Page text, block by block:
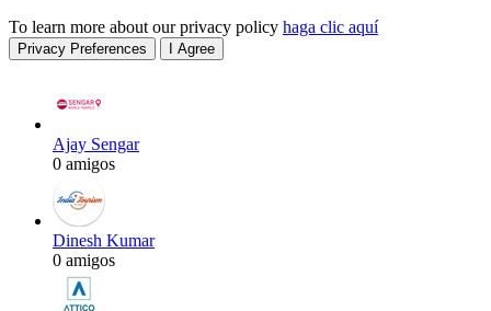
To learn more about our privacy policy haga clic aquí
Privacy Preferences I Agree
Ajay Sengar
0 amigos
Dinesh Kumar
0 amigos